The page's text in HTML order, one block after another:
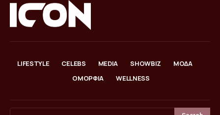
LIFESTYLE CELEBS MEDIA SHOWBIZ
ΜΟΔΑ
ΟΜΟΡΦΙΑ
WELLNESS